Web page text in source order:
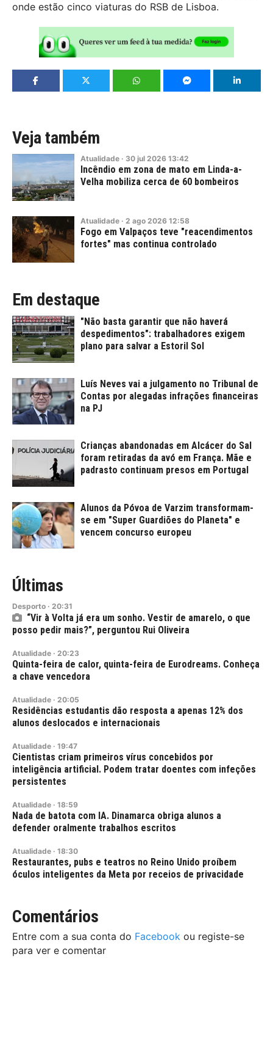
onde estão cinco viaturas do RSB de Lisboa.
Veja também
Atualidade · 30 jul 2026 13:42
Incêndio em zona de mato em Linda-a-
Velha mobiliza cerca de 60 bombeiros
Atualidade · 2 ago 2026 12:58
Fogo em Valpaços teve "reacendimentos
fortes" mas continua controlado
Em destaque
"Não basta garantir que não haverá
despedimentos": trabalhadores exigem
plano para salvar a Estoril Sol
Luís Neves vai a julgamento no Tribunal de
Contas por alegadas infrações financeiras
na PJ
Crianças abandonadas em Alcácer do Sal
foram retiradas da avó em França. Mãe e
padrasto continuam presos em Portugal
Alunos da Póvoa de Varzim transformam-
se em "Super Guardiões do Planeta" e
vencem concurso europeu
Últimas
Desporto · 20:31
“Vir à Volta já era um sonho. Vestir de amarelo, o que
posso pedir mais?”, perguntou Rui Oliveira
Atualidade · 20:23
Quinta-feira de calor, quinta-feira de Eurodreams. Conheça
a chave vencedora
Atualidade · 20:05
Residências estudantis dão resposta a apenas 12% dos
alunos deslocados e internacionais
Atualidade · 19:47
Cientistas criam primeiros vírus concebidos por
inteligência artificial. Podem tratar doentes com infeções
persistentes
Atualidade · 18:59
Nada de batota com IA. Dinamarca obriga alunos a
defender oralmente trabalhos escritos
Atualidade · 18:30
Restaurantes, pubs e teatros no Reino Unido proíbem
óculos inteligentes da Meta por receios de privacidade
Comentários
Entre com a sua conta do Facebook ou registe-se
para ver e comentar